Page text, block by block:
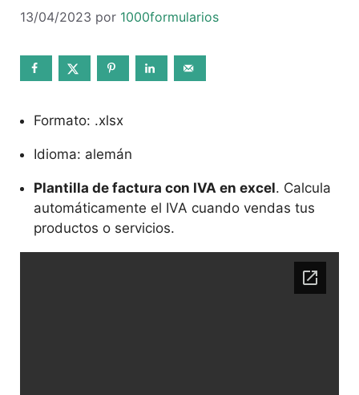
13/04/2023 por 1000formularios
Formato: .xlsx
Idioma: alemán
Plantilla de factura con IVA en excel. Calcula
automáticamente el IVA cuando vendas tus
productos o servicios.